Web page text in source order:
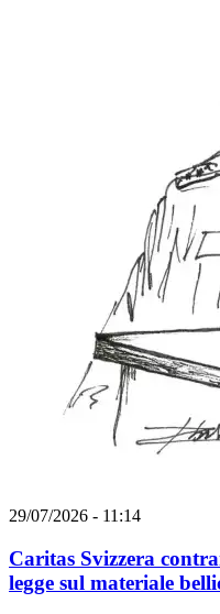
29/07/2026 - 11:14
Caritas Svizzera
legge sul materiale